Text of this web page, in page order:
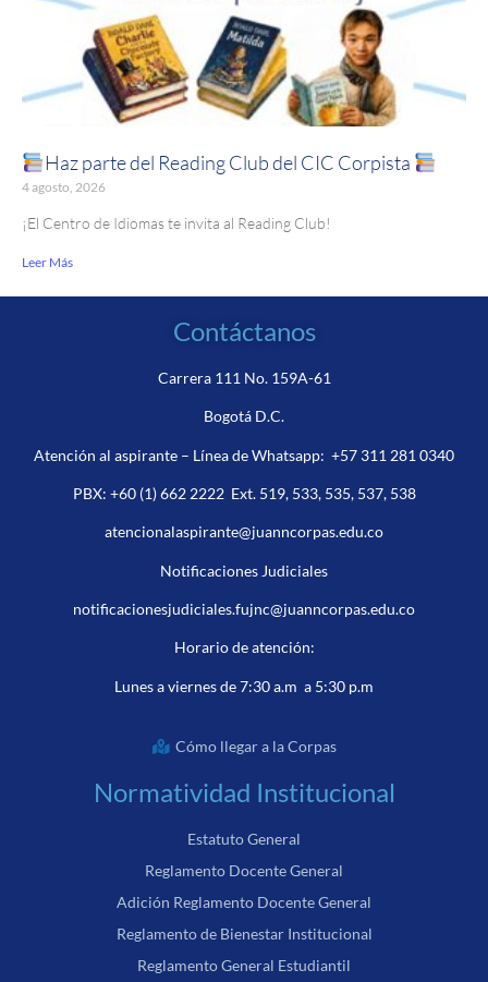
Haz parte del Reading Club del CIC Corpista
4 agosto, 2026
¡El Centro de Idiomas te invita al Reading Club!
Leer Más
Contáctanos
Carrera 111 No. 159A-61
Bogotá D.C.
Atención al aspirante – Línea de Whatsapp: +57 311 281 0340
PBX: +60 (1) 662 2222Ext. 519, 533, 535, 537, 538
atencionalaspirante@juanncorpas.edu.co
Notificaciones Judiciales
notificacionesjudiciales.fujnc@juanncorpas.edu.co
Horario de atención:
Lunes a viernes de 7:30 a.m a 5:30 p.m
Cómo llegar a la Corpas
Normatividad Institucional
Estatuto General
Reglamento Docente General
Adición Reglamento Docente General
Reglamento de Bienestar Institucional
Reglamento General Estudiantil